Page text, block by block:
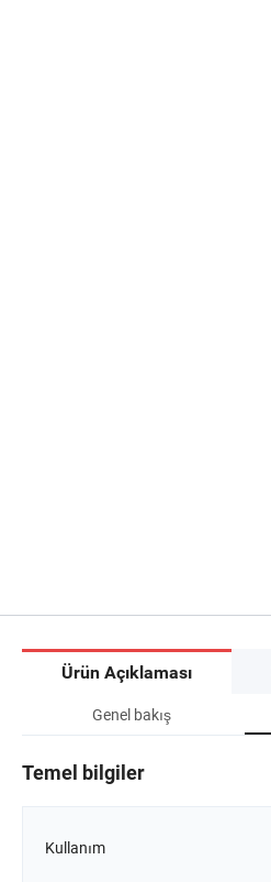
Ürün Açıklaması
Genel bakış
Temel bilgiler
Kullanım